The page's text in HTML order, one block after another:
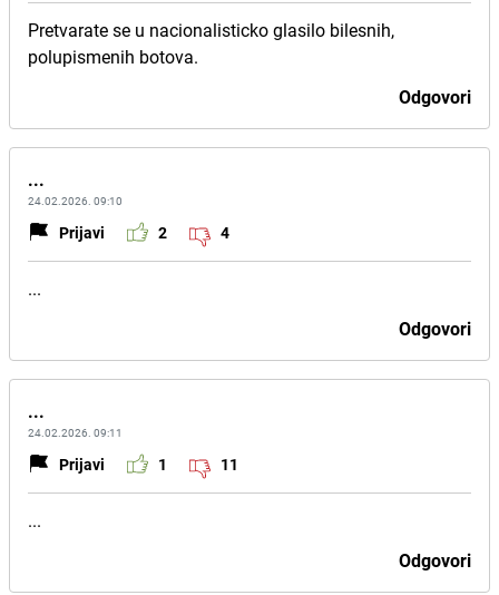
Pretvarate se u nacionalisticko glasilo bilesnih,
polupismenih botova.
Odgovori
...
24.02.2026. 09:10
Prijavi 2 4
...
Odgovori
...
24.02.2026. 09:11
Prijavi 1 11
...
Odgovori